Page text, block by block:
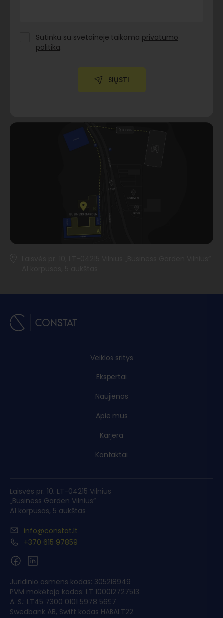
Sutinku su svetainėje taikoma privatumo
politika.
SIŲSTI
Veiklos sritys
Ekspertai
Naujienos
Apie mus
Karjera
Kontaktai
Laisvės pr. 10, LT-04215 Vilnius
„Business Garden Vilnius“
A1 korpusas, 5 aukštas
Juridinio asmens kodas: 305218949
PVM mokėtojo kodas: LT 100012727513
A. S.: LT45 7300 0101 5978 5697
Swedbank AB, Swift kodas HABALT22
info@constat.lt
+370 615 97859